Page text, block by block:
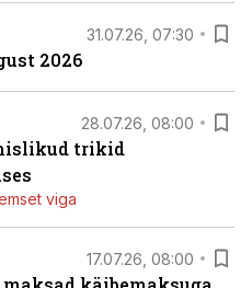
31.07.26, 07:30
2026
28.07.26, 08:00
trikid
viga
17.07.26, 08:00